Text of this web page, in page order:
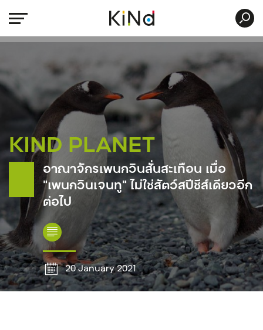
KIND PLANET
อาณาจักรเพนกวินสั่นสะเทือน เมื่อ
“เพนกวินเจนทู” ไม่ใช่สัตว์สปีชีส์เดียวอีก
ต่อไป
20 January 2021